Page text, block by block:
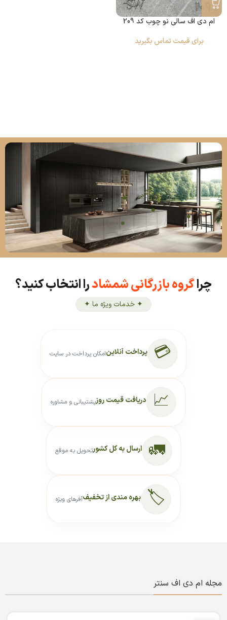
ام دی اف سالی نو چوب کد 209
برای قیمت تماس بگیرید
چراگروه بازرگانی شمشادرا انتخاب کنید؟
✦ خدمات ویژه ما ✦
💳 پرداخت آنلاینامکان پرداخت در سایت
📈 دریافت قیمت روزپشتیبانی و مشاوره
🚛 ارسال به کل کشورتحویل به موقع
🏷️ بهره مندی از تخفیفآفرهای ویژه
مجله ام دی اف سنتر